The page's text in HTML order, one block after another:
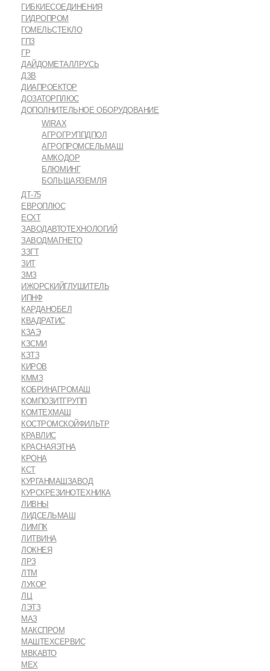
ГИБКИЕСОЕДИНЕНИЯ
ГИДРОПРОМ
ГОМЕЛЬСТЕКЛО
ГПЗ
ГР
ДАЙДОМЕТАЛЛРУСЬ
ДЗВ
ДИАПРОЕКТОР
ДОЗАТОРПЛЮС
ДОПОЛНИТЕЛЬНОЕ ОБОРУДОВАНИЕ
WIRAX
АГРОГРУППДПОЛ
АГРОПРОМСЕЛЬМАШ
АМКОДОР
БЛЮМИНГ
БОЛЬШАЯЗЕМЛЯ
ДТ-75
ЕВРОПЛЮС
ЕСХТ
ЗАВОДАВТОТЕХНОЛОГИЙ
ЗАВОДМАГНЕТО
ЗЗГТ
ЗИТ
ЗМЗ
ИЖОРСКИЙГЛУШИТЕЛЬ
ИПНФ
КАРДАНОБЕЛ
КВАДРАТИС
КЗАЭ
КЗСМИ
КЗТЗ
КИРОВ
КММЗ
КОБРИНАГРОМАШ
КОМПОЗИТГРУПП
КОМТЕХМАШ
КОСТРОМСКОЙФИЛЬТР
КРАВЛИС
КРАСНАЯЭТНА
КРОНА
КСТ
КУРГАНМАШЗАВОД
КУРСКРЕЗИНОТЕХНИКА
ЛИВНЫ
ЛИДСЕЛЬМАШ
ЛИМПК
ЛИТВИНА
ЛОКНЕЯ
ЛРЗ
ЛТМ
ЛУКОР
ЛЦ
ЛЭТЗ
МАЗ
МАКСПРОМ
МАШТЕХСЕРВИС
МВКАВТО
МЕХ